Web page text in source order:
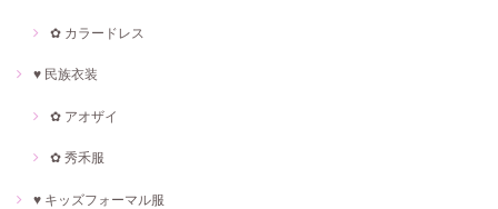
✿ カラードレス
♥ 民族衣装
✿ アオザイ
✿ 秀禾服
♥ キッズフォーマル服